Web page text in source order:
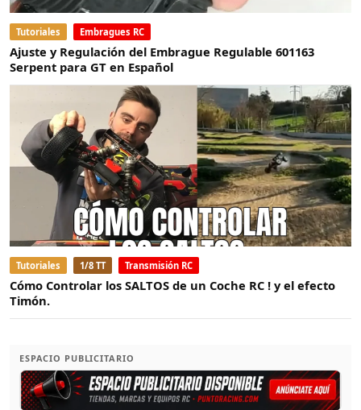
Tutoriales Embragues RC
Ajuste y Regulación del Embrague Regulable 601163
Serpent para GT en Español
Tutoriales 1/8 TT Transmisión RC
Cómo Controlar los SALTOS de un Coche RC ! y el efecto
Timón.
ESPACIO PUBLICITARIO